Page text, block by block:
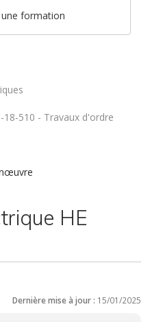
une formation
18-510 - Travaux d'ordre
HE
Dernière mise à jour : 15/01/2025